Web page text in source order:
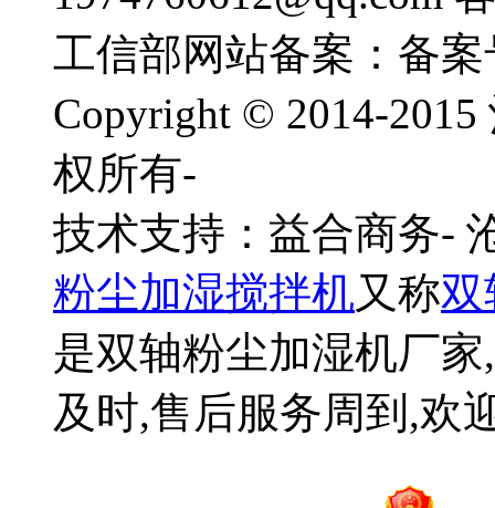
工信部网站备案：备案
Copyright © 2014-
权所有-
技术支持：益合商务-
粉尘加湿搅拌机又称双
是双轴粉尘加湿机厂
及时,售后服务周到,欢